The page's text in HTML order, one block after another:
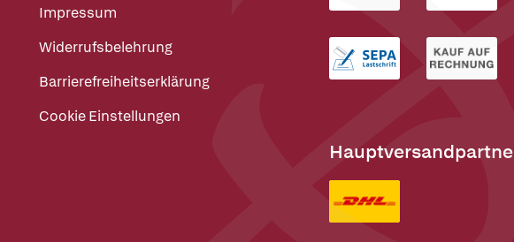
Impressum
Widerrufsbelehrung
Barrierefreiheitserklärung
Cookie Einstellungen